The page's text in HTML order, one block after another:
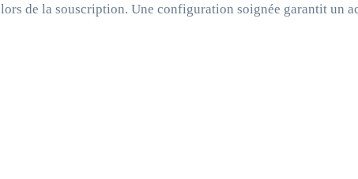
lors de la souscription. Une configuration soignée garantit un